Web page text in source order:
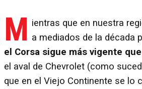
M ientras que en nuestra
a mediados de la década
el Corsa sigue más vigente
el aval de Chevrolet (como
que en el Viejo Continente se lo